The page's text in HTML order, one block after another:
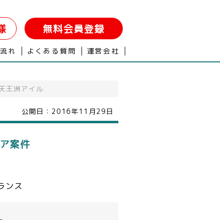
無料会員登録
れ よくある質問 運営会社
王洲アイル
公開日： 2016年11月29日
案件
ンス